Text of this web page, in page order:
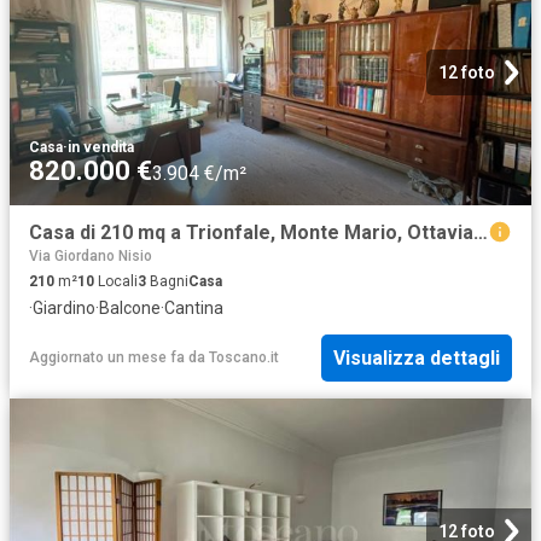
12 foto
Casa·in vendita
820.000 €3.904 €/m²
Casa di 210 mq a Trionfale, Monte Mario, Ottavia Roma
Via Giordano Nisio
210 m²10 Locali3 BagniCasa
·Giardino·Balcone·Cantina
Aggiornato un mese fa da Toscano.it Visualizza dettagli
12 foto